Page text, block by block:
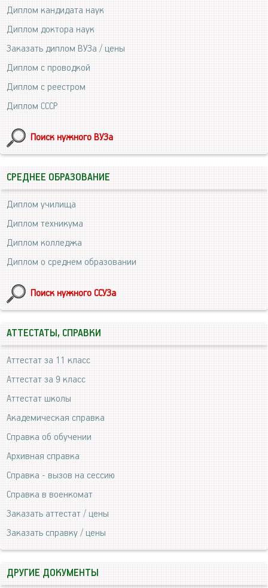
Диплом кандидата наук
Диплом доктора наук
Заказать диплом ВУЗа / цены
Диплом с проводкой
Диплом с реестром
Диплом СССР
Поиск нужного ВУЗа
СРЕДНЕЕ ОБРАЗОВАНИЕ
Диплом училища
Диплом техникума
Диплом колледжа
Диплом о среднем образовании
Поиск нужного ССУЗа
АТТЕСТАТЫ, СПРАВКИ
Аттестат за 11 класс
Аттестат за 9 класс
Аттестат школы
Академическая справка
Справка об обучении
Архивная справка
Справка - вызов на сессию
Справка в военкомат
Заказать аттестат / цены
Заказать справку / цены
ДРУГИЕ ДОКУМЕНТЫ